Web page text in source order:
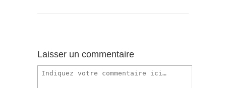
Laisser un commentaire